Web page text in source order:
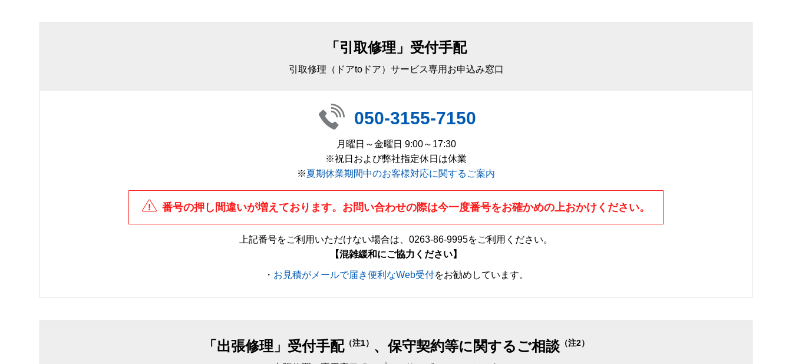
「引取修理」受付手配
引取修理（ドアtoドア）サービス専用お申込み窓口
050-3155-7150
月曜日～金曜日 9:00～17:30
※祝日および弊社指定休日は休業
※夏期休業期間中のお客様対応に関するご案内
番号の押し間違いが増えております。お問い合わせの際は今一度番号をお確かめの上おかけください。
上記番号をご利用いただけない場合は、 0263-86-9995をご利用ください。
【混雑緩和にご協力ください】
・ お見積がメールで届き便利なWeb受付をお勧めしています。
「出張修理」受付手配 （注1） 、保守契約等に関するご相談 （注2）